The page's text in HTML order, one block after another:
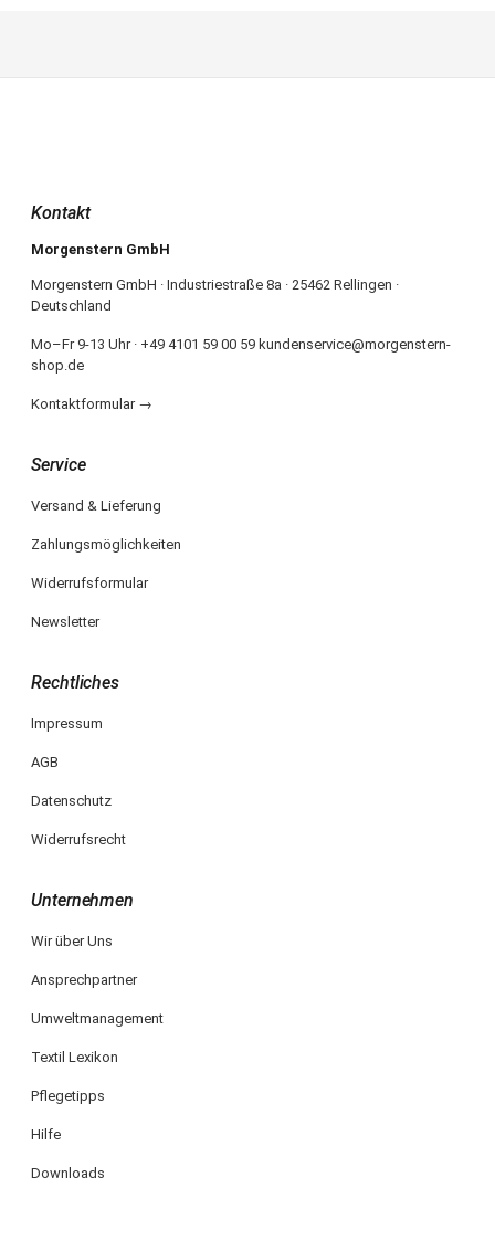
Kontakt
Morgenstern GmbH
Morgenstern GmbH · Industriestraße 8a · 25462 Rellingen ·
Deutschland
Mo–Fr 9-13 Uhr · +49 4101 59 00 59 kundenservice@morgenstern-
shop.de
Kontaktformular →
Service
Versand & Lieferung
Zahlungsmöglichkeiten
Widerrufsformular
Newsletter
Rechtliches
Impressum
AGB
Datenschutz
Widerrufsrecht
Unternehmen
Wir über Uns
Ansprechpartner
Umweltmanagement
Textil Lexikon
Pflegetipps
Hilfe
Downloads